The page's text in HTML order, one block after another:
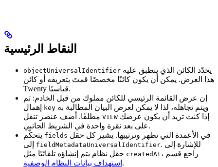
النقاط الرئيسية
objectUniversalIdentifier
هذا العرض. يمكن أن يكون كائنًا مخصصًا قمتَ بتعريفه أو كائن
Twenty قياسيًا.
إن عرض القائمة الرئيسي للكائن مملوك من قبل الخادم: تم
key
VIEW
على بعد نقرة واحدة في الشريط الجانبي.
fields
fieldMetadataUniversalIdentifier. للإشارة إلى
createdAt
، راجع قسم
استهداف بيانات النظام الوصفية .